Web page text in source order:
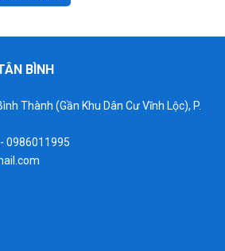
BÌNH
Thành (Gần Khu Dân Cư Vĩnh Lộc), P.
0986011995